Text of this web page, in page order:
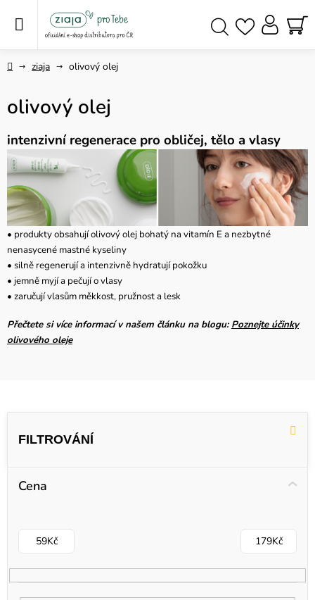
Domůziaja olivový olej
olivový olej
intenzivní regenerace pro obličej, tělo a vlasy
• produkty obsahují olivový olej bohatý na vitamín E a nezbytné
nenasycené mastné kyseliny
• silně regenerují a intenzivně hydratují pokožku
• jemně myjí a pečují o vlasy
• zaručují vlasům měkkost, pružnost a lesk
Přečtete si více informací v našem článku na blogu: Poznejte účinky
olivového oleje
Cena
59Kč 179Kč
V
o
d